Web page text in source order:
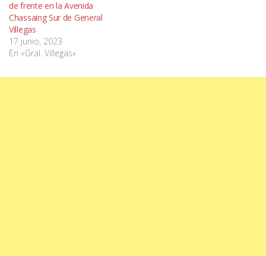
de frente en la Avenida
Chassaing Sur de General
Villegas
17 junio, 2023
En «Gral. Villegas»